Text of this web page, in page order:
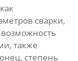
сварки,
также
степень